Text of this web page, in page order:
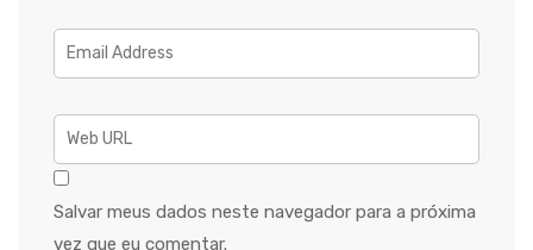
Salvar meus dados neste navegador para a próxima
vez que eu comentar.